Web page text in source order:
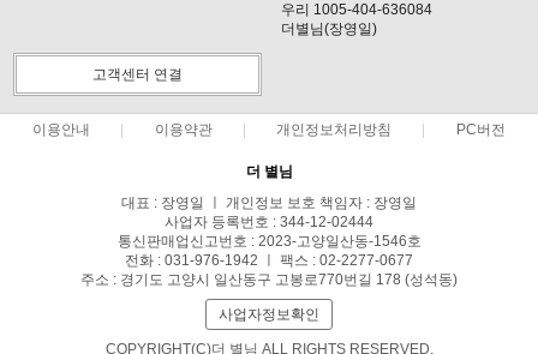
우리 1005-404-636084
더별님(장영일)
고객센터 연결
이용안내 이용약관 개인정보처리방침 PC버전
더 별님
대표 : 장영일 ㅣ 개인정보 보호 책임자 : 장영일
사업자 등록번호 : 344-12-02444
통신판매업신고번호 : 2023-고양일산동-1546호
전화 : 031-976-1942 ㅣ 팩스 : 02-2277-0677
주소 : 경기도 고양시 일산동구 고봉로770번길 178 (성석동)
사업자정보확인
COPYRIGHT(C)더 별님 ALL RIGHTS RESERVED.